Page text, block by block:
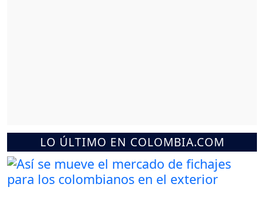
LO ÚLTIMO EN COLOMBIA.COM